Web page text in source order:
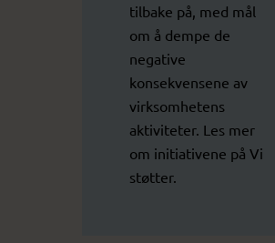
tilbake på, med mål
om å dempe de
negative
konsekvensene av
virksomhetens
aktiviteter. Les mer
om initiativene på Vi
støtter.